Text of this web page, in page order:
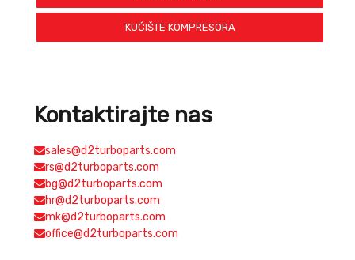
KUĆIŠTE KOMPRESORA
Kontaktirajte nas
sales@d2turboparts.com
rs@d2turboparts.com
bg@d2turboparts.com
hr@d2turboparts.com
mk@d2turboparts.com
office@d2turboparts.com